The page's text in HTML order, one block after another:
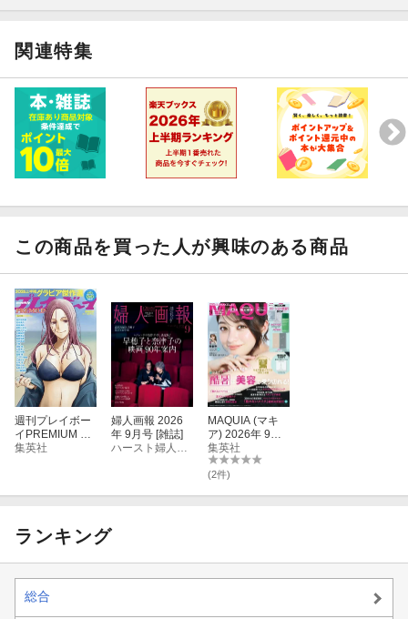
関連特集
この商品を買った人が興味のある商品
週刊プレイボー
イPREMIUM 20
26上半期グラビ
集英社
婦人画報 2026
年 9月号 [雑誌]
ハースト婦人画報社
MAQUIA (マキ
ア) 2026年 9月
号 [雑誌]
集英社
(2件)
ランキング
総合